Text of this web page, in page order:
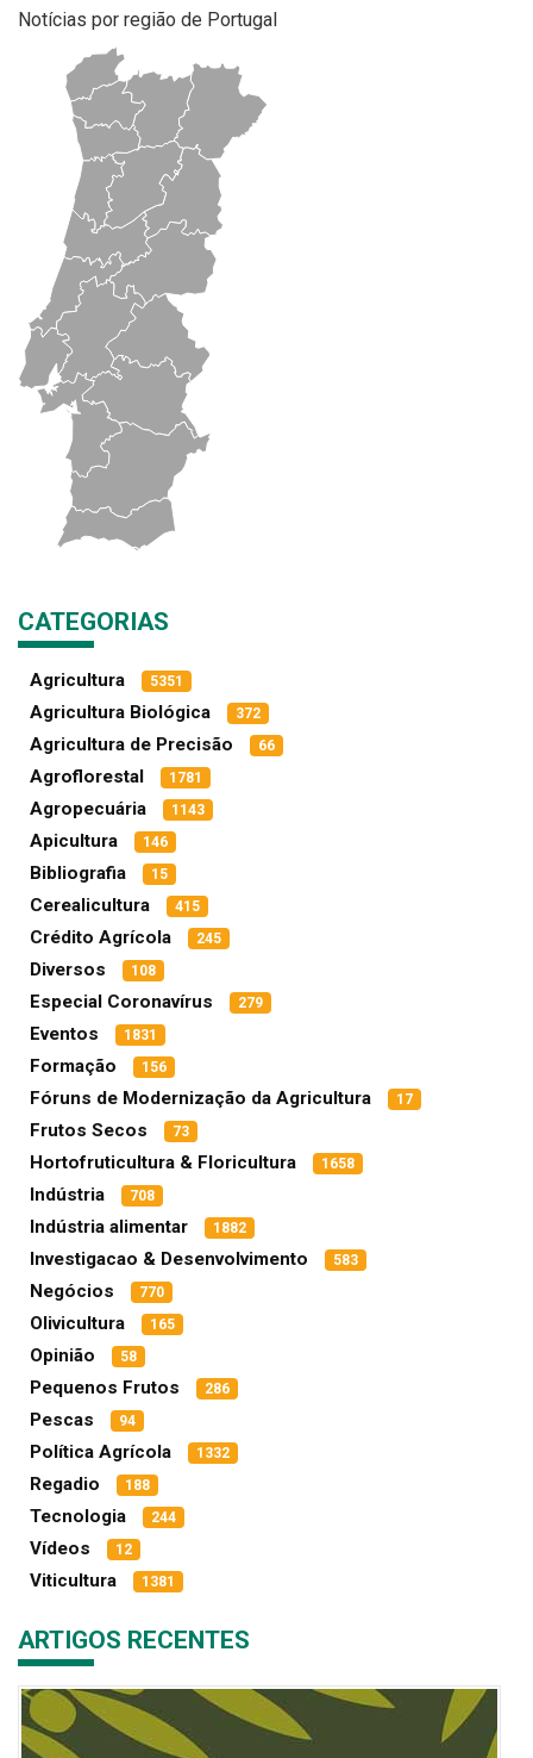
Notícias por região de Portugal
CATEGORIAS
Agricultura 5351
Agricultura Biológica 372
Agricultura de Precisão 66
Agroflorestal 1781
Agropecuária 1143
Apicultura 146
Bibliografia 15
Cerealicultura 415
Crédito Agrícola 245
Diversos 108
Especial Coronavírus 279
Eventos 1831
Formação 156
Fóruns de Modernização da Agricultura 17
Frutos Secos 73
Hortofruticultura & Floricultura 1658
Indústria 708
Indústria alimentar 1882
Investigacao & Desenvolvimento 583
Negócios 770
Olivicultura 165
Opinião 58
Pequenos Frutos 286
Pescas 94
Política Agrícola 1332
Regadio 188
Tecnologia 244
Vídeos 12
Viticultura 1381
ARTIGOS RECENTES